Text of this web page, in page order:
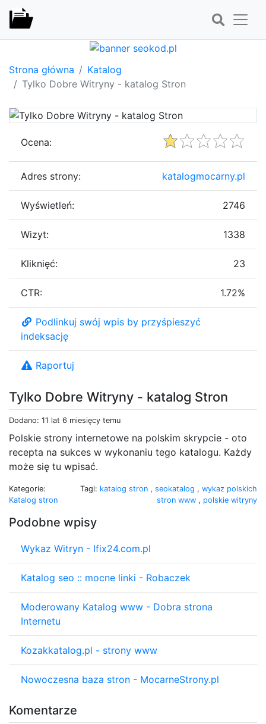
Strona główna
Katalog
Tylko Dobre Witryny - katalog Stron
Tylko Dobre Witryny - katalog Stron
Dodano: 11 lat 6 miesięcy temu
Polskie strony internetowe na polskim skrypcie - oto
recepta na sukces w wykonaniu tego katalogu. Każdy
może się tu wpisać.
Kategorie:
Katalog stron
Tagi: katalog stron , seokatalog , wykaz polskich
stron www , polskie witryny
Podobne wpisy
Wykaz Witryn - Ifix24.com.pl
Katalog seo :: mocne linki - Robaczek
Moderowany Katalog www - Dobra strona
Internetu
Kozakkatalog.pl - strony www
Nowoczesna baza stron - MocarneStrony.pl
Komentarze
Ocena:
Adres strony: katalogmocarny.pl
Wyświetleń: 2746
Wizyt: 1338
Kliknięć: 23
CTR: 1.72%
Podlinkuj swój wpis by przyśpieszyć
indeksację
Raportuj